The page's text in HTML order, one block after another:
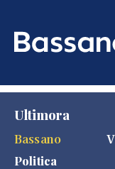
Ultimora
Bassano
Politica